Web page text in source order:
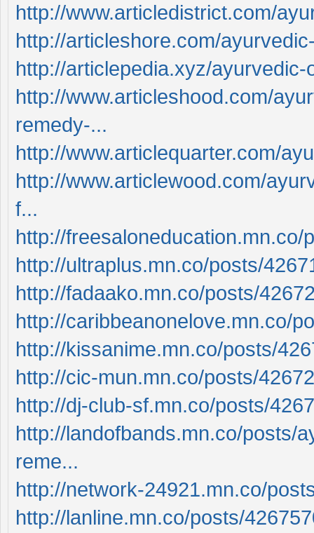
http://www.articledistrict.com/
http://articleshore.com/
http://articlepedia.xyz/
http://www.articleshood.com/
remedy-...
http://www.articlequarter.com/
http://www.articlewood.com/
f...
http://freesaloneducation.mn.co/
http://ultraplus.mn.co/posts/
http://fadaako.mn.co/posts/
http://caribbeanonelove.mn.co/
http://kissanime.mn.co/posts/
http://cic-mun.mn.co/posts/
http://dj-club-sf.mn.co/posts/
http://landofbands.mn.co/posts/
reme...
http://network-24921.mn.co/
http://lanline.mn.co/posts/